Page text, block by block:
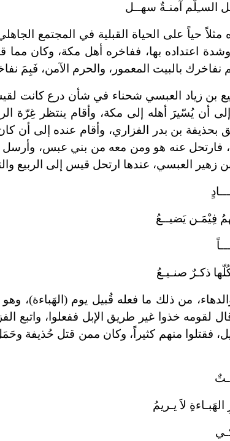
السـِلْم آمنـةٌ سهــل
حياً على الحياة القبلية في المجتمع
اعتداده بها، ففاخره أهل مكة، وكان مما
نفاخرك بالبيت المعمور، والحرم الآمن، فَبِمَ
بن زياد العبسي شحناء في شأن درع كانت
أن يُسّيرَ أهله إلى مكة، وأقام ينتظر غِرّة
بحذيفة بن بدر الفزاري، وأقام عنده إلى
عنه هو ومن معه من بني عبس، وأرسل
زهير العبسي، عندها ارتحل قيس إلى الربيع
فِيْمَـن يَضيــعُ
ذكـرٌ صنـيـعُ
من ذلك ما فعله قُبيل يوم (الهَباءة)،
لقومه خذوا غير طريق الإبل ففعلوا، واتبع
فقتلوا منهم كثيراً، وكان ممن قتل حُذيفة
مَيْـتٌ
لاَ يـريمُ
أبكـي